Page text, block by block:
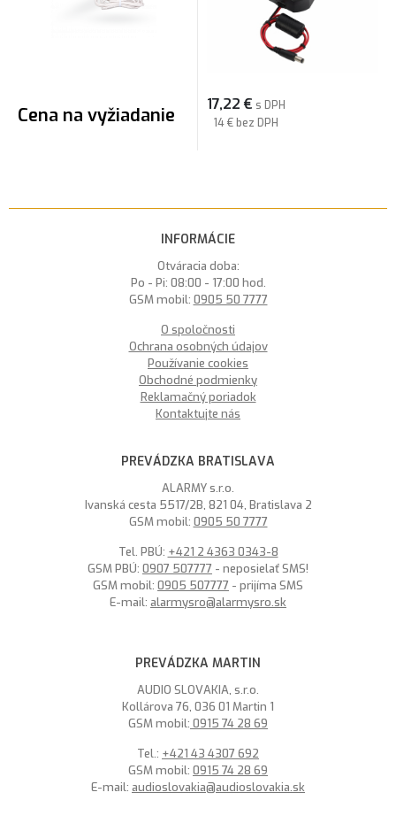
Cena na vyžiadanie 17,22 € s DPH
14 €bez DPH
INFORMÁCIE
Otváracia doba:
Po - Pi: 08:00 - 17:00 hod.
GSM mobil: 0905 50 7777
O spoločnosti
Ochrana osobných údajov
Používanie cookies
Obchodné podmienky
Reklamačný poriadok
Kontaktujte nás
PREVÁDZKA BRATISLAVA
ALARMY s.r.o.
Ivanská cesta 5517/2B, 821 04, Bratislava 2
GSM mobil: 0905 50 7777
Tel. PBÚ: +421 2 4363 0343-8
GSM PBÚ: 0907 507777 - neposielať SMS!
GSM mobil: 0905 507777 - prijíma SMS
E-mail: alarmysro@alarmysro.sk
PREVÁDZKA MARTIN
AUDIO SLOVAKIA, s.r.o.
Kollárova 76, 036 01 Martin 1
GSM mobil: 0915 74 28 69
Tel.: +421 43 4307 692
GSM mobil: 0915 74 28 69
E-mail: audioslovakia@audioslovakia.sk